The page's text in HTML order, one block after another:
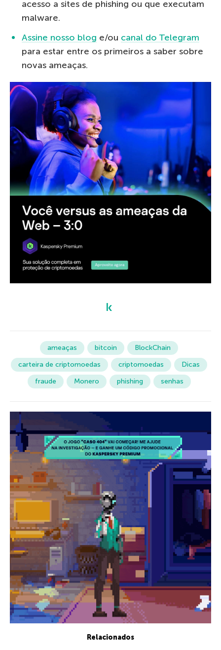
acesso a sites de phishing ou que executam
malware.
Assine nosso blog e/ou canal do Telegram
para estar entre os primeiros a saber sobre
novas ameaças.
ameaças bitcoin
BlockChain
carteira de criptomoedas
criptomoedas
Dicas
fraude
Monero phishing senhas
Relacionados